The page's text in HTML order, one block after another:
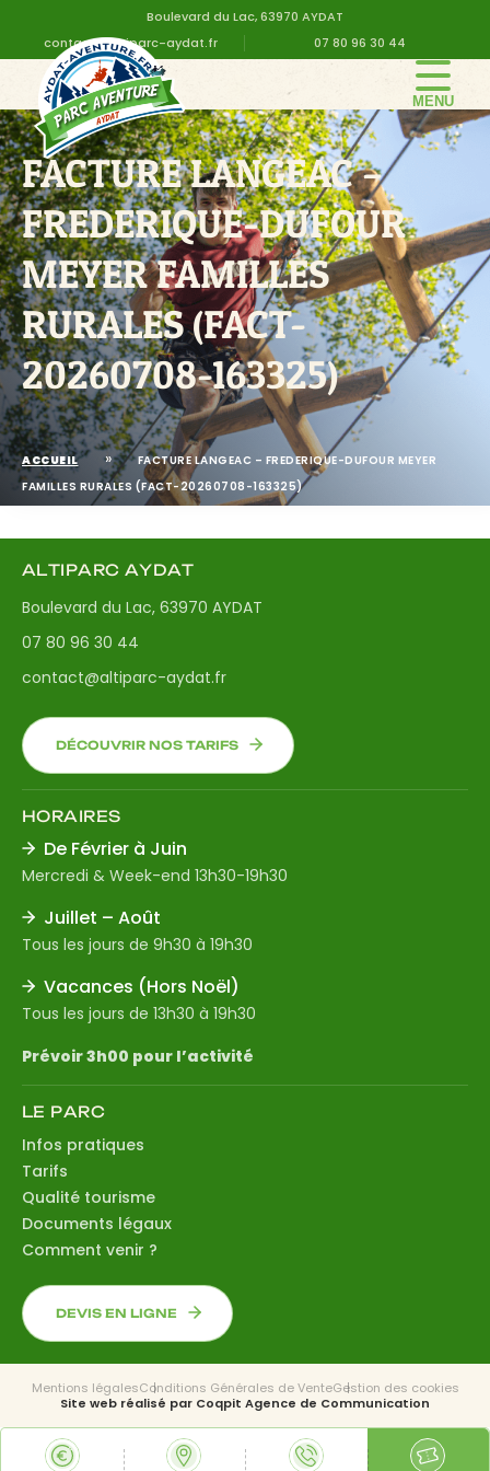
Boulevard du Lac, 63970 AYDAT
contact@altiparc-aydat.fr
07 80 96 30 44
LE PARC
GROUPE
TARIFS
ANNIVERSAIRE
INFOS PRATIQUES
CONTACT
DEVIS EN LIGNE
FACTURE LANGEAC –
FREDERIQUE-DUFOUR
MEYER FAMILLES
RURALES (FACT-
20260708-163325)
ACCUEIL »
FACTURE LANGEAC – FREDERIQUE-DUFOUR MEYER
FAMILLES RURALES (FACT-20260708-163325)
ALTIPARC AYDAT
Boulevard du Lac, 63970 AYDAT
07 80 96 30 44
contact@altiparc-aydat.fr
DÉCOUVRIR NOS TARIFS
HORAIRES
De Février à Juin
Mercredi & Week-end 13h30-19h30
Juillet – Août
Tous les jours de 9h30 à 19h30
Vacances (Hors Noël)
Tous les jours de 13h30 à 19h30
Prévoir 3h00 pour l’activité
LE PARC
Infos pratiques
Tarifs
Qualité tourisme
Documents légaux
Comment venir ?
DEVIS EN LIGNE
Mentions légalesConditions Générales de VenteGestion des cookies
Site web réalisé par Coqpit Agence de Communication